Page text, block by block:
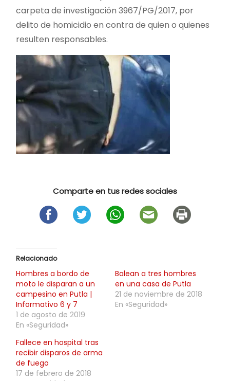
carpeta de investigación 3967/PG/2017, por
delito de homicidio en contra de quien o quienes
resulten responsables.
Comparte en tus redes sociales
Relacionado
Hombres a bordo de
moto le disparan a un
campesino en Putla |
Informativo 6 y 7
1 de agosto de 2019
En «Seguridad»
Balean a tres hombres
en una casa de Putla
21 de noviembre de 2018
En «Seguridad»
Fallece en hospital tras
recibir disparos de arma
de fuego
17 de febrero de 2018